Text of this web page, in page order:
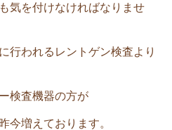
気を付けなければなりませ
行われるレントゲン検査より
検査機器の方が
今増えております。